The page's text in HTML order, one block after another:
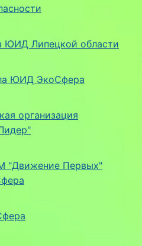
ЮИД Липецкой области
ЮИД ЭкоСфера
организация
"Движение Первых"